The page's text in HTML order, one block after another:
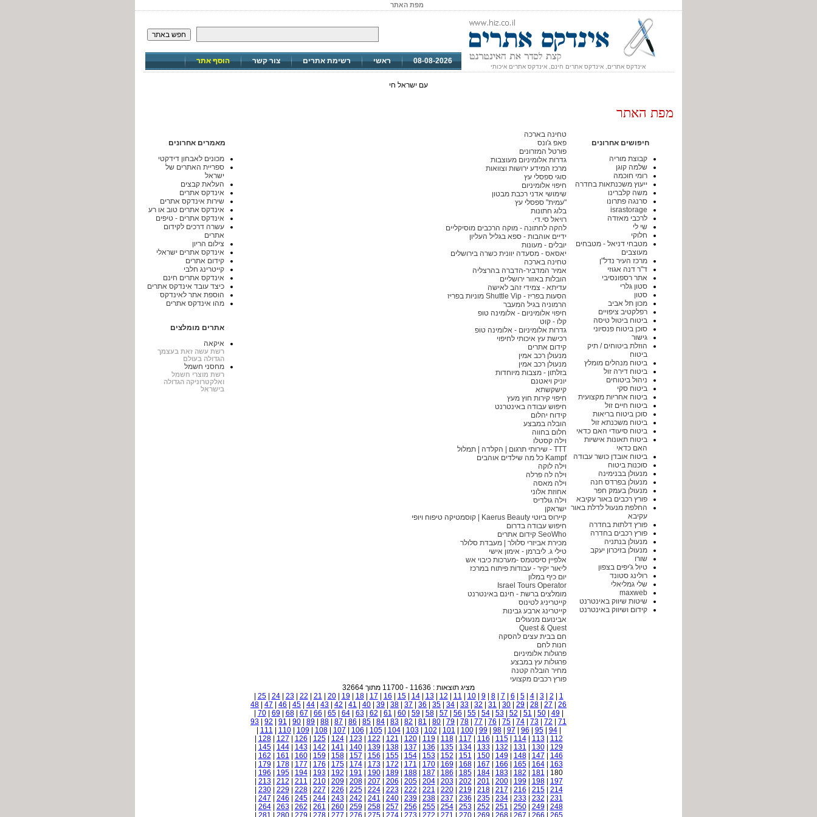
מפת האתר
אינדקס אתרים, אינדקס אתרים חינם, אינדקס אתרים איכותי
חפש באתר
08-08-2026 ראשי רשימת אתרים צור קשר הוסף אתר
עם ישראל חי
מפת האתר
חיפושים אחרונים
קבוצת מוריה
שלמה קוגן
רומי חוכמה
ייעוץ משכנתאות בחדרה
משה קלברינו
סרנגה פתרונו
israstorage
לרכבי מאזדה
שי לי
חלוקי
מטבחי דניאל - מטבחים
מעוצבים
מרכז העיר נדל"ן
ד"ר דנה אגוזי
אתר רספונסיבי
סטון גלרי
סטון
מכון תל אביב
רפלקטיב ציפויים
ביטוח ביטול טיסה
סוכן ביטוח פנסיוני
גישור
הוזלת ביטוחים / תיק
ביטוח
ביטוח מנהלים מומלץ
ביטוח דירה זול
ניהול ביטוחים
ביטוח סקי
ביטוח אחריות מקצועית
ביטוח חיים זול
סוכן ביטוח בריאות
ביטוח משכנתא זול
ביטוח סיעודי האם כדאי
ביטוח תאונות אישיות
האם כדאי
ביטוח אובדן כושר עבודה
סוכנות ביטוח
מנעולן בבנימינה
מנעולן בפרדס חנה
מנעולן בעמק חפר
פורץ רכבים באור עקיבא
החלפת מנעול לדלת באור
עקיבא
פורץ דלתות בחדרה
פורץ רכבים בחדרה
מנעולן בנתניה
מנעולן בזיכרון יעקב
שורו
טיול ג'יפים בצפון
רולינג סטונד
שלי גמליאלי
maxweb
שיטות שיווק באינטרנט
קידום ושיווק באינטרנט
טחינה בארכה
פאפ ג'ונס
פורטל המזרונים
גדרות אלומיניום מעוצבות
מרכז המידע ירושות וצוואות
סוגי ספסלי עץ
חיפוי אלומיניום
שימושי אדני רכבת מבטון
"עמית" ספסלי עץ
בלוג חתונות
רויאל סי.די.
להקה לחתונה - מוקה הרכבים מוסיקליים
ידיים אוהבות - ספא בגליל העליון
יובלים - מעונות
יאסאס - מסעדה יוונית כשרה בירושלים
טחינה בארכה
אמיר המדביר-הדברה בהרצליה
הובלות באזור ירושליים
עדיתא - צמידי זהב לאישה
הסעות בפריז - Shuttle Vip מוניות בפריז
הרמוניה בגיל המעבר
חיפוי אלומיניום - אלומינה טופ
קלו - קוט
גדרות אלומיניום - אלומינה טופ
רכישת עץ איכותי לחיפוי
קידום אתרים
מנעולן רכב אמין
מנעולן רכב אמין
בזלתון - מצבות מיוחדות
יוניק ויאטנם
קישקשתא
חיפוי קירות חוץ מעץ
חיפוש עבודה באינטרנט
קידוח יהלום
הובלה במבצע
חלום בחווה
וילה קסטלו
TTT - שירותי תרגום | הקלדה | תמלול
Kampf כל מה שילדים אוהבים
וילה לוקה
וילה לה פרלה
וילה מאסה
אחוזת אלוני
וילה גולדיס
ישראקן
קיירוס ביוטי Kaerus Beauty | קוסמטיקה טיפוח ויופי
חיפוש עבודה בדרום
SeoWho קידום אתרים
מכירת אביזרי סלולר | מעבדת סלולר
טילי ג. ליברמן - אימון אישי
אלפיין סיסטמס -מערכות כיבוי אש
ליאור יקיר - עבודות פיתוח במרכז
יום כיף במלון
Israel Tours Operator
מומלצים ברשת - חינם באינטרנט
קייטריניג לטינוס
קייטרינג ארבע גבינות
אבינועם מנעולים
Quest & Quest
חם בבית עצים להסקה
חנות לחם
פרגולות אלומיניום
פרגולות עץ במבצע
מחיר הובלה קטנה
פורץ רכבים מקצועי
מציג תוצאות : 11636 - 11700 מתוך 32664
1
2
|
3
|
4
|
5
6
7
|
8
|
9
|
10
11
12
|
13
|
14
|
15
16
17
|
18
|
19
|
20
21
22
|
23
|
24
|
25
26
27
28
29
30
31
32
33
34
35
36
37
38
39
40
41
42
43
44
45
46
47
48
|
49
|
50
51
52
|
53
|
54
|
55
56
57
|
58
|
59
|
60
61
62
|
63
|
64
|
65
66
67
|
68
|
69
|
70
71
72
73
74
75
76
77
78
79
80
81
82
83
84
85
86
87
88
89
90
91
92
93
|
94
|
95
96
97
|
98
|
99
|
100
101
102
|
103
|
104
|
105
106
107
|
108
|
109
|
110
111
112
|
113
|
114
|
115
116
117
|
118
|
119
|
120
121
122
|
123
|
124
|
125
126
127
|
128
129
|
130
131
132
|
133
|
134
|
135
136
137
|
138
|
139
|
140
141
142
|
143
|
144
|
145
146
147
|
148
|
149
|
150
151
152
|
153
|
154
|
155
156
157
|
158
|
159
|
160
161
162
163
|
164
|
165
166
167
|
168
|
169
|
170
171
172
|
173
|
174
|
175
176
177
|
178
|
179
180 |
181
182
|
183
|
184
|
185
186
187
|
188
|
189
|
190
191
192
|
193
|
194
|
195
196
197
|
198
|
199
|
200
201
202
|
203
|
204
|
205
206
207
|
208
|
209
|
210
211
212
|
213
214
|
215
216
217
|
218
|
219
|
220
221
222
|
223
|
224
|
225
226
227
|
228
|
229
|
230
231
232
|
233
|
234
|
235
236
237
|
238
|
239
|
240
241
242
|
243
|
244
|
245
246
247
248
|
249
|
250
251
252
|
253
|
254
|
255
256
257
|
258
|
259
|
260
261
262
|
263
|
264
265
266
267
|
268
|
269
|
270
271
272
|
273
|
274
|
275
276
277
|
278
|
279
|
280
281
מאמרים אחרונים
מכונים לאבחון דידקטי
ספריית האתרים של
ישראל
העלאת קבצים
אינדקס אתרים
שירות אינדקס אתרים
אינדקס אתרים טוב או רע
אינדקס אתרים - טיפים
עשרה דרכים לקידום
אתרים
צילום הריון
אינדקס אתרים ישראלי
קידום אתרים
קייטרינג חלבי
אינדקס אתרים חינם
כיצד עובד אינדקס אתרים
הוספת אתר לאינדקס
מהו אינדקס אתרים
אתרים מומלצים
איקאה
רשת עשה זאת בעצמך
הגדולה בעולם
מחסני חשמל
רשת מוצרי חשמל
ואלקטרוניקה הגדולה
בישראל